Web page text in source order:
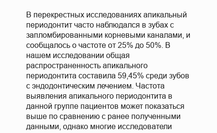
В перекрестных исследованиях апикальный
периодонтит часто наблюдался в зубах с
запломбированными корневыми каналами, и
сообщалось о частоте от 25% до 50%. В
нашем исследовании общая
распространенность апикального
периодонтита составила 59,45% среди зубов
с эндодонтическим лечением. Частота
выявления апикального периодонтита в
данной группе пациентов может показаться
выше по сравнению с ранее полученными
данными, однако многие исследователи